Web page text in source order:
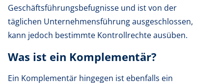
Geschäftsführungsbefugnisse und ist von der
täglichen Unternehmensführung ausgeschlossen,
kann jedoch bestimmte Kontrollrechte ausüben.
Was ist ein Komplementär?
Ein Komplementär hingegen ist ebenfalls ein